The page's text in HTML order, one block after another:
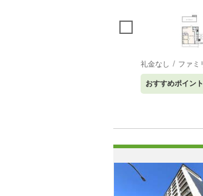
礼金なし ファミ
おすすめポイント